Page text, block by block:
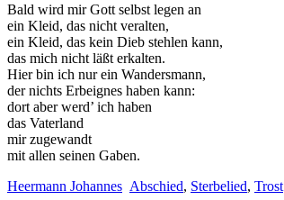
Bald wird mir Gott selbst legen an
ein Kleid, das nicht veralten,
ein Kleid, das kein Dieb stehlen kann,
das mich nicht läßt erkalten.
Hier bin ich nur ein Wandersmann,
der nichts Erbeignes haben kann:
dort aber werd’ ich haben
das Vaterland
mir zugewandt
mit allen seinen Gaben.
Heermann Johannes Abschied, Sterbelied, Trost